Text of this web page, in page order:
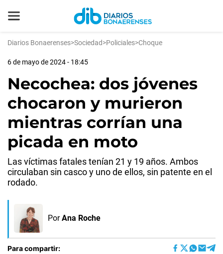
Diarios Bonaerenses>Sociedad>Policiales>Choque
6 de mayo de 2024 - 18:45
Necochea: dos jóvenes
chocaron y murieron
mientras corrían una
picada en moto
Las víctimas fatales tenían 21 y 19 años. Ambos
circulaban sin casco y uno de ellos, sin patente en el
rodado.
Por Ana Roche
Para compartir: